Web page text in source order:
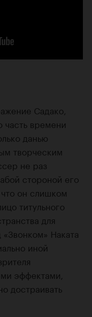
Садако,
времени
данью
творческим
не раз
стороной его
он слишком
титульного
для
Наката
иной
эффектами,
достраивать